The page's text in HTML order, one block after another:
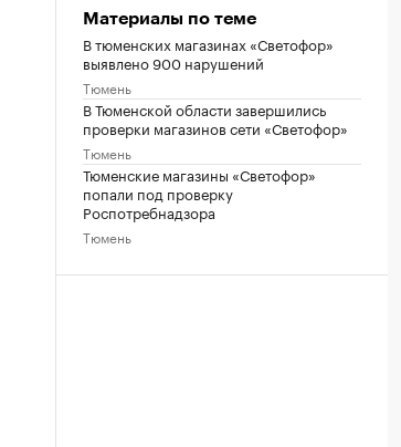
Материалы по теме
В тюменских магазинах «Светофор»
выявлено 900 нарушений
Тюмень
В Тюменской области завершились
проверки магазинов сети «Светофор»
Тюмень
Тюменские магазины «Светофор»
попали под проверку
Роспотребнадзора
Тюмень